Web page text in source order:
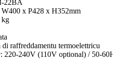
22BA
W400 x P428 x H352mm
kg
di raffreddamentu termoelettricu
220-240V (110V optional) / 50-